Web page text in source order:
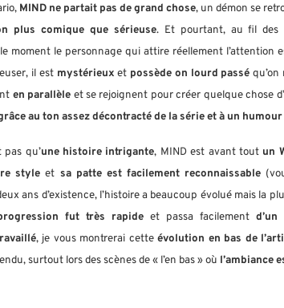
MIND ne partait pas de grand chose, un démon se
plus comique que sérieuse. Et pourtant, au fil des
moment le personnage qui attire réellement l’attention
il est mystérieux et possède on lourd passé qu’on
en parallèle et se rejoignent pour créer quelque chose
au ton assez décontracté de la série et à un
pas qu’une histoire intrigante, MIND est avant tout un
style et sa patte est facilement reconnaissable
ans d’existence, l’histoire a beaucoup évolué mais la
fut très rapide et passa facilement
, je vous montrerai cette évolution en bas de
surtout lors des scènes de « l’en bas » où l’ambiance